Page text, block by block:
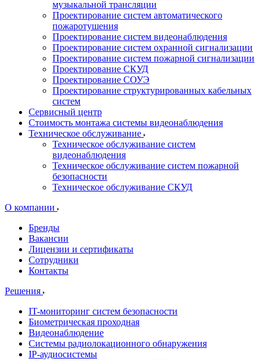
музыкальной трансляции
Проектирование систем автоматического
пожаротушения
Проектирование систем видеонаблюдения
Проектирование систем охранной сигнализации
Проектирование систем пожарной сигнализации
Проектирование СКУД
Проектирование СОУЭ
Проектирование структурированных кабельных
систем
Сервисный центр
Стоимость монтажа системы видеонаблюдения
Техническое обслуживание
Техническое обслуживание систем
видеонаблюдения
Техническое обслуживание систем пожарной
безопасности
Техническое обслуживание СКУД
О компании
Бренды
Вакансии
Лицензии и сертификаты
Сотрудники
Контакты
Решения
IT-мониторинг систем безопасности
Биометрическая проходная
Видеонаблюдение
Системы радиолокационного обнаружения
IP-аудиосистемы